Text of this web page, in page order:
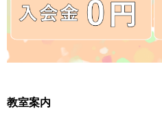
教室案内